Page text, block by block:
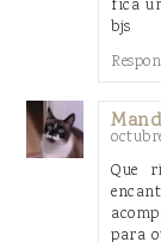
fica
bjs
Que
para